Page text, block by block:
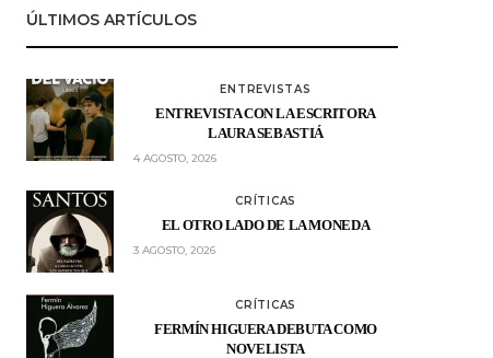
ÚLTIMOS ARTÍCULOS
ENTREVISTAS
ENTREVISTA CON LA ESCRITORA
LAURA SEBASTIÁ
4 AGOSTO, 2026
CRÍTICAS
EL OTRO LADO DE LA MONEDA
3 AGOSTO, 2026
CRÍTICAS
FERMÍN HIGUERA DEBUTA COMO
NOVELISTA